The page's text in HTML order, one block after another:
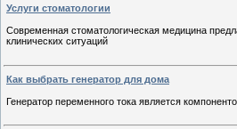
Услуги стоматологии
Современная стоматологическая медицина
клинических ситуаций
Как выбрать генератор для дома
Генератор переменного тока является